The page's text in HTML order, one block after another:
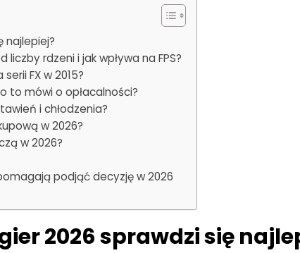
najlepiej?
rdzeni i jak wpływa na FPS?
FX w 2015?
to mówi o opłacalności?
i chłodzenia?
w 2026?
w 2026?
podjąć decyzję w 2026
2026 sprawdzi się